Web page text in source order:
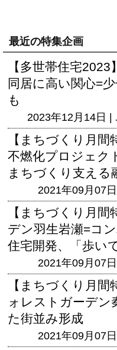
最近の特集企画
【多世帯住宅
同居に高い関心=
も
2023年12月14日 |
【まちづくり月間
不燃化プロジェク
まちづくり支える
2021年09月07
【まちづくり月
デン羽生岩瀬=コ
住宅開発、「歩い
2021年09月07
【まちづくり月間
ォレストガーデン
た街並み形成
2021年09月07